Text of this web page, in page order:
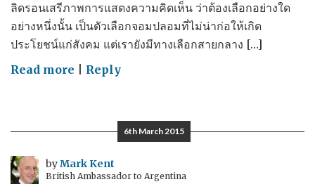
ลิดรอนเสรีภาพการแสดงความคิดเห็น ว่าต้องเลือกอย่างใด
อย่างหนึ่งนั้น เป็นตัวเลือกจอมปลอมที่ไม่น่าก่อให้เกิด
ประโยชน์แก่สังคม แต่เรายังมีทางเลือกสายกลาง […]
Read more on
for
2014
Reply
6th March 2015
byMark Kent
British Ambassador to Argentina